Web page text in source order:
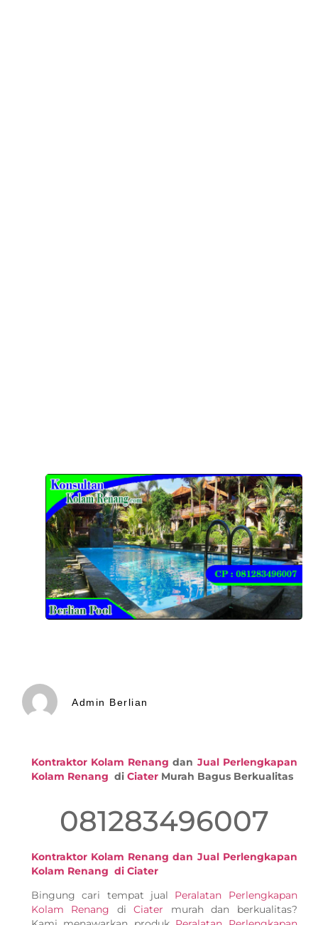
Admin Berlian
Kontraktor Kolam Renang dan Jual Perlengkapan
Kolam Renang di Ciater Murah Bagus Berkualitas
081283496007
Kontraktor Kolam Renang dan Jual Perlengkapan
Kolam Renang di Ciater
Bingung cari tempat jual Peralatan Perlengkapan
Kolam Renang diCiater murah dan berkualitas?